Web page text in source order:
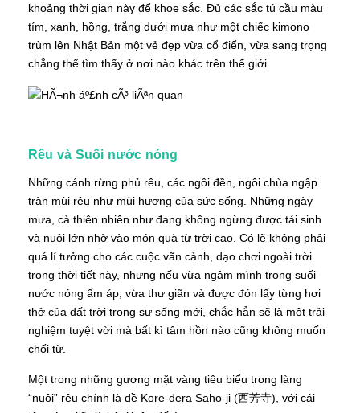
khoảng thời gian này để khoe sắc. Đủ các sắc tú cầu màu
tím, xanh, hồng, trắng dưới mưa như một chiếc kimono
trùm lên Nhật Bản một vẻ đẹp vừa cổ điển, vừa sang trọng
chẳng thể tìm thấy ở nơi nào khác trên thế giới.
Rêu và Suối nước nóng
Những cánh rừng phủ rêu, các ngôi đền, ngôi chùa ngập
tràn mùi rêu như mùi hương của sức sống. Những ngày
mưa, cả thiên nhiên như đang không ngừng được tái sinh
và nuôi lớn nhờ vào món quà từ trời cao. Có lẽ không phải
quá lí tưởng cho các cuộc vãn cảnh, dạo chơi ngoài trời
trong thời tiết này, nhưng nếu vừa ngâm mình trong suối
nước nóng ấm áp, vừa thư giãn và được đón lấy từng hơi
thở của đất trời trong sự sống mới, chắc hẳn sẽ là một trải
nghiệm tuyệt vời mà bất kì tâm hồn nào cũng không muốn
chối từ.
Một trong những gương mặt vàng tiêu biểu trong làng
“nuôi” rêu chính là đề Kore-dera Saho-ji (西芳寺), với cái